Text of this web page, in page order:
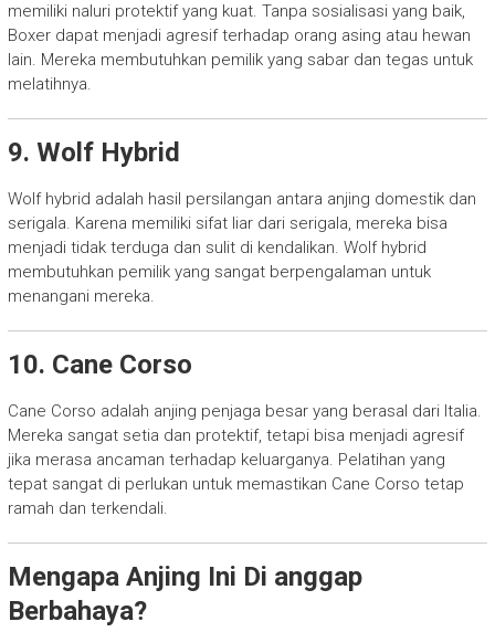
memiliki naluri protektif yang kuat. Tanpa sosialisasi yang baik,
Boxer dapat menjadi agresif terhadap orang asing atau hewan
lain. Mereka membutuhkan pemilik yang sabar dan tegas untuk
melatihnya.
9. Wolf Hybrid
Wolf hybrid adalah hasil persilangan antara anjing domestik dan
serigala. Karena memiliki sifat liar dari serigala, mereka bisa
menjadi tidak terduga dan sulit di kendalikan. Wolf hybrid
membutuhkan pemilik yang sangat berpengalaman untuk
menangani mereka.
10. Cane Corso
Cane Corso adalah anjing penjaga besar yang berasal dari Italia.
Mereka sangat setia dan protektif, tetapi bisa menjadi agresif
jika merasa ancaman terhadap keluarganya. Pelatihan yang
tepat sangat di perlukan untuk memastikan Cane Corso tetap
ramah dan terkendali.
Mengapa Anjing Ini Di anggap
Berbahaya?